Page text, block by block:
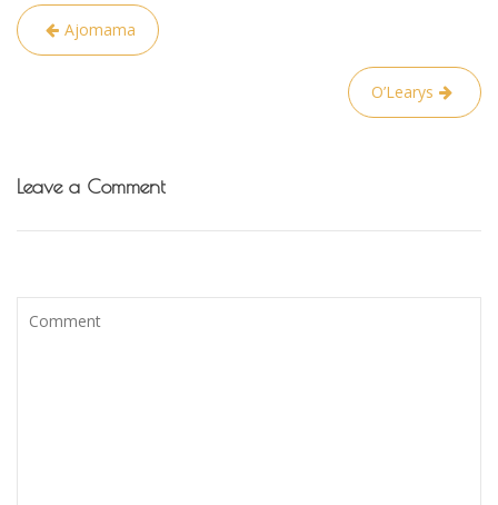
Navigacija
tarp
Ajomama
O’Learys
Leave a Comment